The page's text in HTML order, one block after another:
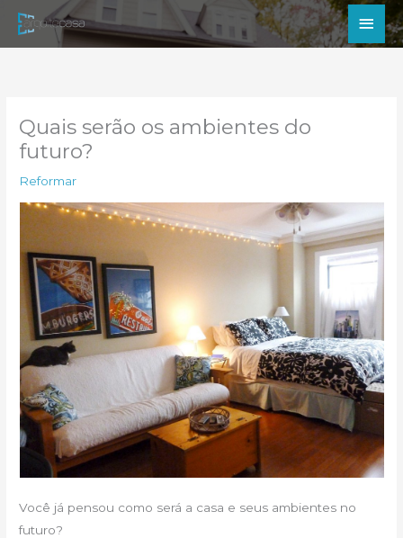
para
Quais serão os ambientes do
futuro?
Reformar
Você já pensou como será a casa e seus ambientes no
futuro?